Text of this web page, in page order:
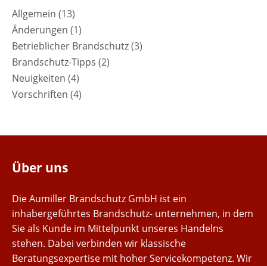
Allgemein (13)
Änderungen (1)
Betrieblicher Brandschutz(3)
Brandschutz-Tipps (2)
Neuigkeiten (4)
Vorschriften (4)
Über uns
Die Aumiller Brandschutz GmbH ist ein
inhabergeführtes Brandschutz- unternehmen, in dem
Sie als Kunde im Mittelpunkt unseres Handelns
stehen. Dabei verbinden wir klassische
Beratungsexpertise mit hoher Servicekompetenz. Wir